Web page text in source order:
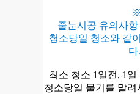
※
줄눈시공 유의사
청소당일 청소와 같
다.
최소 청소 1일전, 1
청소당일 물기를 말